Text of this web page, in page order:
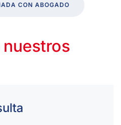
CON ABOGADO